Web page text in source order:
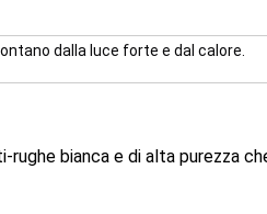
dalla luce forte e dal calore.
bianca e di alta purezza